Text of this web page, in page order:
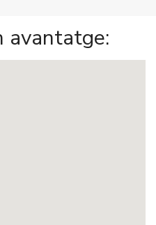
avantatge: